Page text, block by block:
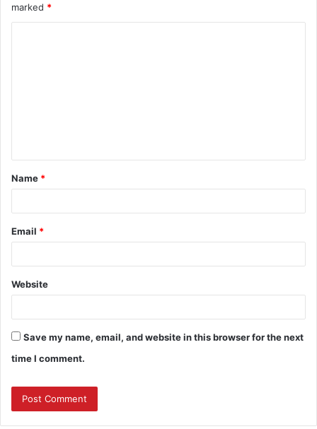
marked *
Name *
Email *
Website
Save my name, email, and website in this browser for the next
time I comment.